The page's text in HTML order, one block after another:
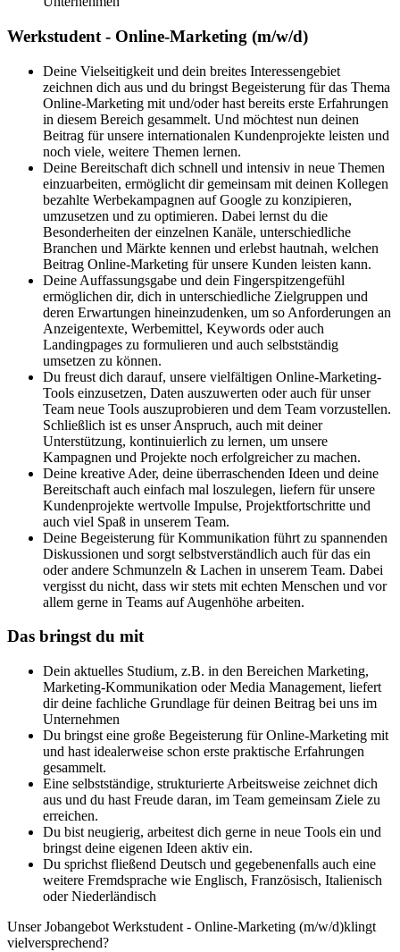
Werkstudent - Online-Marketing (m/w/d)
Deine Vielseitigkeit und dein breites Interessengebiet
zeichnen dich aus und du bringst Begeisterung für das Thema
Online-Marketing mit und/oder hast bereits erste Erfahrungen
in diesem Bereich gesammelt. Und möchtest nun deinen
Beitrag für unsere internationalen Kundenprojekte leisten und
noch viele, weitere Themen lernen.
Deine Bereitschaft dich schnell und intensiv in neue Themen
einzuarbeiten, ermöglicht dir gemeinsam mit deinen Kollegen
bezahlte Werbekampagnen auf Google zu konzipieren,
umzusetzen und zu optimieren. Dabei lernst du die
Besonderheiten der einzelnen Kanäle, unterschiedliche
Branchen und Märkte kennen und erlebst hautnah, welchen
Beitrag Online-Marketing für unsere Kunden leisten kann.
Deine Auffassungsgabe und dein Fingerspitzengefühl
ermöglichen dir, dich in unterschiedliche Zielgruppen und
deren Erwartungen hineinzudenken, um so Anforderungen an
Anzeigentexte, Werbemittel, Keywords oder auch
Landingpages zu formulieren und auch selbstständig
umsetzen zu können.
Du freust dich darauf, unsere vielfältigen Online-Marketing-
Tools einzusetzen, Daten auszuwerten oder auch für unser
Team neue Tools auszuprobieren und dem Team vorzustellen.
Schließlich ist es unser Anspruch, auch mit deiner
Unterstützung, kontinuierlich zu lernen, um unsere
Kampagnen und Projekte noch erfolgreicher zu machen.
Deine kreative Ader, deine überraschenden Ideen und deine
Bereitschaft auch einfach mal loszulegen, liefern für unsere
Kundenprojekte wertvolle Impulse, Projektfortschritte und
auch viel Spaß in unserem Team.
Deine Begeisterung für Kommunikation führt zu spannenden
Diskussionen und sorgt selbstverständlich auch für das ein
oder andere Schmunzeln & Lachen in unserem Team. Dabei
vergisst du nicht, dass wir stets mit echten Menschen und vor
allem gerne in Teams auf Augenhöhe arbeiten.
Das bringst du mit
Dein aktuelles Studium, z.B. in den Bereichen Marketing,
Marketing-Kommunikation oder Media Management, liefert
dir deine fachliche Grundlage für deinen Beitrag bei uns im
Unternehmen
Du bringst eine große Begeisterung für Online-Marketing mit
und hast idealerweise schon erste praktische Erfahrungen
gesammelt.
Eine selbstständige, strukturierte Arbeitsweise zeichnet dich
aus und du hast Freude daran, im Team gemeinsam Ziele zu
erreichen.
Du bist neugierig, arbeitest dich gerne in neue Tools ein und
bringst deine eigenen Ideen aktiv ein.
Du sprichst fließend Deutsch und gegebenenfalls auch eine
weitere Fremdsprache wie Englisch, Französisch, Italienisch
oder Niederländisch
Unser Jobangebot Werkstudent - Online-Marketing (m/w/d)klingt
vielversprechend?